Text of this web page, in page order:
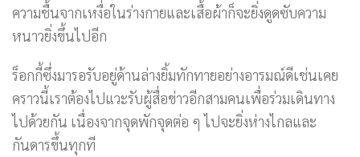
ความชื้นจากเหงื่อในร่างกายและเสื้อผ้าก็จะยิ่งดูดซับความ
หนาวยิ่งขึ้นไปอีก
ร็อกกี้ซึ่งมารอรับอยู่ด้านล่างยิ้มทักทายอย่างอารมณ์ดีเช่นเคย
คราวนี้เราต้องไปแวะรับผู้สื่อข่าวอีกสามคนเพื่อร่วมเดินทาง
ไปด้วยกัน เนื่องจากจุดพักจุดต่อ ๆ ไปจะยิ่งห่างไกลและ
กันดารขึ้นทุกที